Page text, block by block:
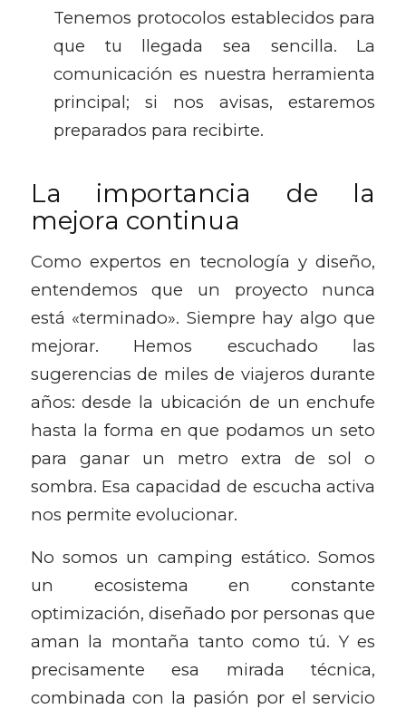
Tenemos protocolos establecidos para
que tu llegada sea sencilla. La
comunicación es nuestra herramienta
principal; si nos avisas, estaremos
preparados para recibirte.
La importancia de la
mejora continua
Como expertos en tecnología y diseño,
entendemos que un proyecto nunca
está «terminado». Siempre hay algo que
mejorar. Hemos escuchado las
sugerencias de miles de viajeros durante
años: desde la ubicación de un enchufe
hasta la forma en que podamos un seto
para ganar un metro extra de sol o
sombra. Esa capacidad de escucha activa
nos permite evolucionar.
No somos un camping estático. Somos
un ecosistema en constante
optimización, diseñado por personas que
aman la montaña tanto como tú. Y es
precisamente esa mirada técnica,
combinada con la pasión por el servicio